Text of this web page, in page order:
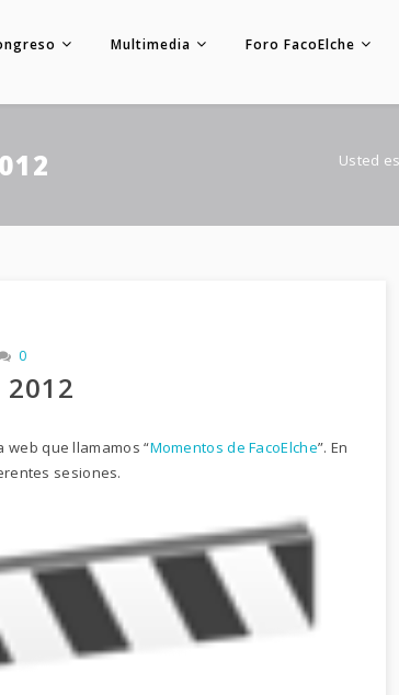
Multimedia Foro FacoElche
Usted
0
web que llamamos “Momentos de FacoElche”. En
sesiones.